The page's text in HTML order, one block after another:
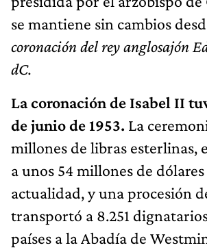
se mantiene sin cambios
coronación del rey anglosajón
dC.
La coronación de Isabel II
de junio de 1953. La
millones de libras esterlinas,
a unos 54 millones de
actualidad, y una procesión
transportó a 8.251
países a la Abadía de